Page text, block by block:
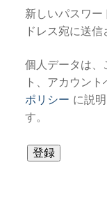
新しいパスワ
ドレス宛に送信
個人データは、
ト、アカウント
ポリシー に説
す。
登録